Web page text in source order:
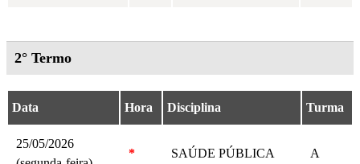
2° Termo
Data Hora Disciplina Turma
25/05/2026
* SAÚDE PÚBLICA A